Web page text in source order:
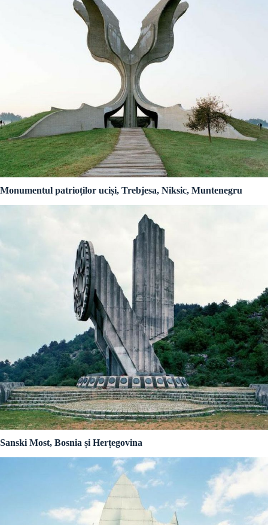
Monumentul patrioților uciși, Trebjesa, Niksic, Muntenegru
Sanski Most, Bosnia și Herțegovina